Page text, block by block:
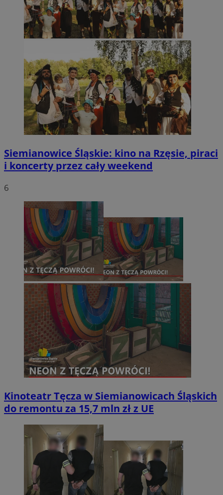
Siemianowice Śląskie: kino na Rzęsie, piraci
i koncerty przez cały weekend
6
Kinoteatr Tęcza w Siemianowicach Śląskich
do remontu za 15,7 mln zł z UE